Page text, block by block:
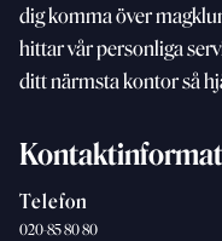
dig komma över
hittar vår personliga
ditt närmsta kontor så
Telefon
020-85 80 80